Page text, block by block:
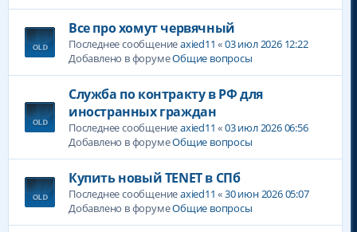
Все про хомут червячный
Последнее сообщениеaxied11 «03 июл 2026 12:22
Добавлено в форумеОбщие вопросы
Служба по контракту в РФ для
иностранных граждан
Последнее сообщениеaxied11 «03 июл 2026 06:56
Добавлено в форумеОбщие вопросы
Купить новый TENET в СПб
Последнее сообщениеaxied11 «30 июн 2026 05:07
Добавлено в форумеОбщие вопросы